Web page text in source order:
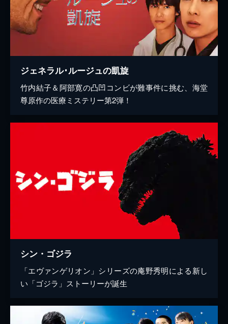
ジェネラル･ルージュの凱旋
竹内結子＆阿部寛の凸凹コンビが難事件に挑む、海堂
尊原作の医療ミステリー第2弾！
シン・ゴジラ
「エヴァンゲリオン」シリーズの庵野秀明による新し
い「ゴジラ」ストーリーが誕生